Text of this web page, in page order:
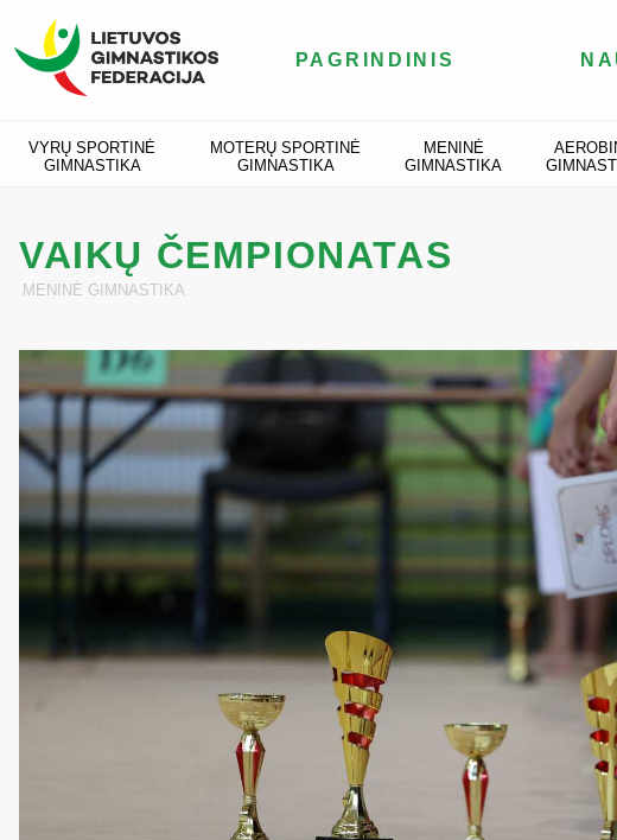
PAGRINDINIS
VYRŲ SPORTINĖ
GIMNASTIKA
MOTERŲ SPORTINĖ
GIMNASTIKA
MENINĖ
GIMNASTIKA
VAIKŲ ČEMPIONATAS
MENINĖ GIMNASTIKA